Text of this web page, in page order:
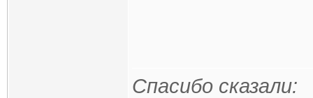
Спасибо сказали: